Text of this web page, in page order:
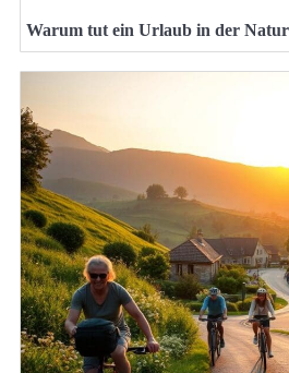
Warum tut ein Urlaub in der Natur